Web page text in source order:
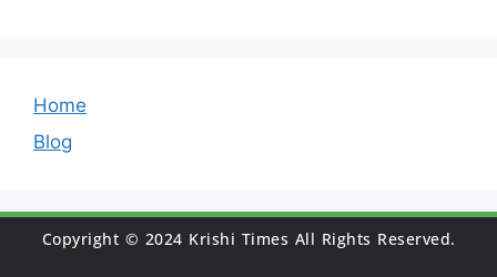
Home
Blog
Copyright © 2024 Krishi Times All Rights Reserved.